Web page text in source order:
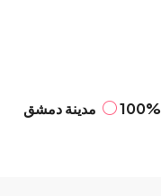
100% مدينة دمشق